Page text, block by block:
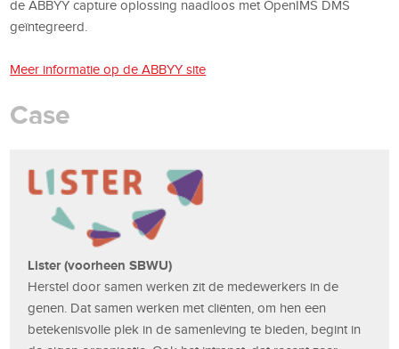
de ABBYY capture oplossing naadloos met OpenIMS DMS
geïntegreerd.
Meer informatie op de ABBYY site
Case
Lister (voorheen SBWU)
Herstel door samen werken zit de medewerkers in de
genen. Dat samen werken met cliënten, om hen een
betekenisvolle plek in de samenleving te bieden, begint in